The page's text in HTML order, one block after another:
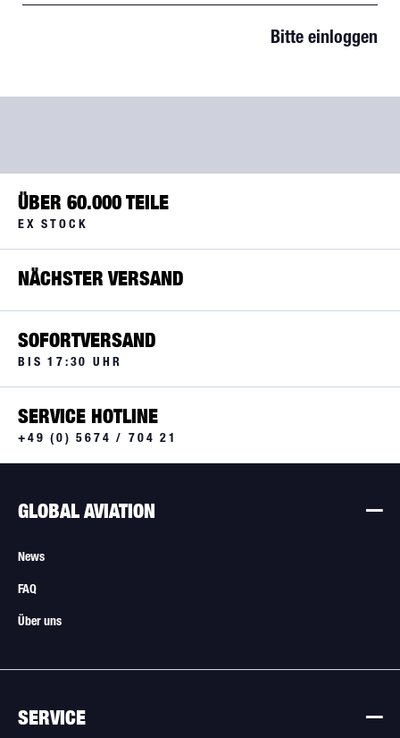
Bitte einloggen
ÜBER 60.000 TEILE
EX STOCK
NÄCHSTER VERSAND
SOFORTVERSAND
BIS 17:30 UHR
SERVICE HOTLINE
+49 (0) 5674 / 704 21
GLOBAL AVIATION
News
FAQ
Über uns
SERVICE